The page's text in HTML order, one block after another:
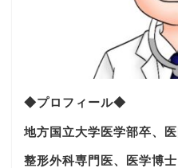
◆プロフィール◆
地方国立大学医学部卒、医
整形外科専門医、医学博士